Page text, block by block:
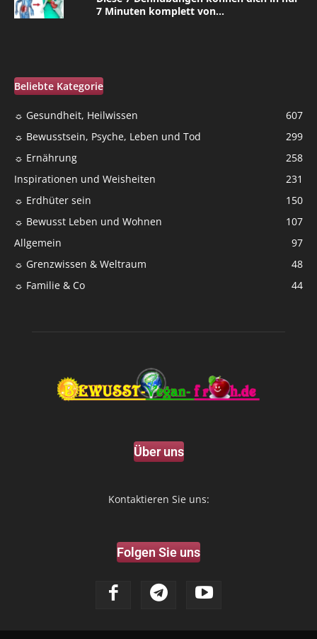
7 Minuten komplett von...
Beliebte Kategorie
☼ Gesundheit, Heilwissen
607
☼ Bewusstsein, Psyche, Leben und Tod
299
☼ Ernährung
258
Inspirationen und Weisheiten
231
☼ Erdhüter sein
150
☼ Bewusst Leben und Wohnen
107
Allgemein
97
☼ Grenzwissen & Weltraum
48
☼ Familie & Co
44
Über uns
Kontaktieren Sie uns:
Folgen Sie uns